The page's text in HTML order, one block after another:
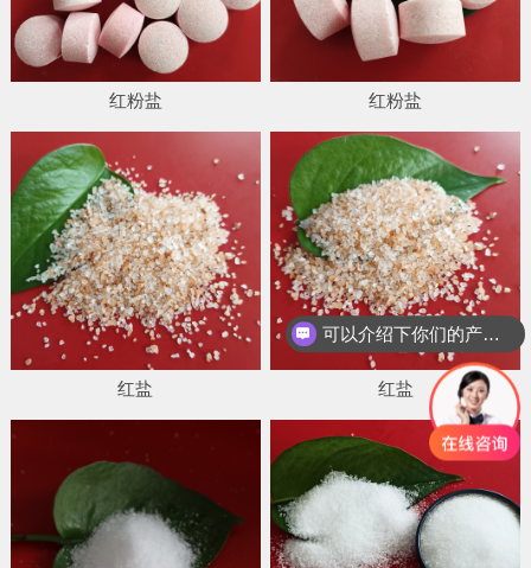
红粉盐 红粉盐
红盐 红盐
可以介绍下你们的产品么